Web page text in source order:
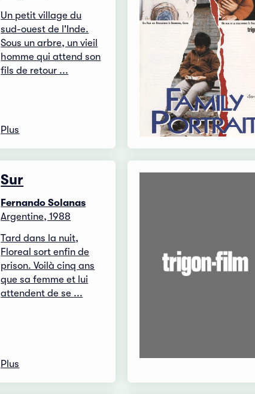
Un petit village du
sud-ouest de l'Inde.
Sous un arbre, un vieil
homme qui attend son
fils de retour ...
Plus
Sur
Fernando Solanas
Argentine, 1988
Tard dans la nuit,
Floreal sort enfin de
prison. Voilà cinq ans
que sa femme et lui
attendent de se ...
Plus